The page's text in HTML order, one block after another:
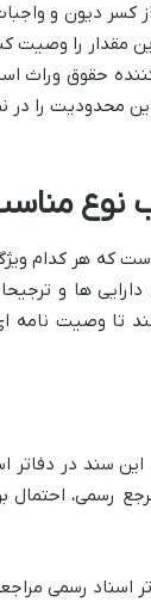
کسر دیون و
مقدار را وصیت
حقوق وراث
این محدودیت را
نوع
که هر کدام
دارایی ها و
تا وصیت نامه
سند در دفاتر
رسمی، احتمال
اسناد رسمی